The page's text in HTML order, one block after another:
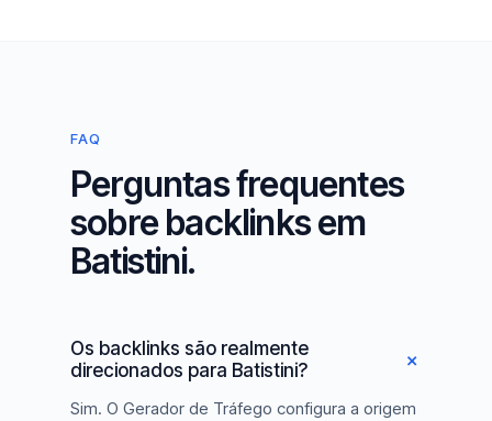
FAQ
Perguntas frequentes
sobre backlinks em
Batistini.
Os backlinks são realmente
direcionados para Batistini?
Sim. O Gerador de Tráfego configura a origem